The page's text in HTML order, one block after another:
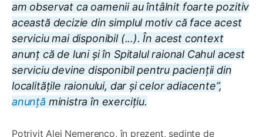
am observat ca oamenii au întâlnit foarte pozitiv
această decizie din simplul motiv că face acest
serviciu mai disponibil (...). În acest context
anunț că de luni și în Spitalul raional Cahul acest
serviciu devine disponibil pentru pacienții din
localitățile raionului, dar și celor adiacente”,
anunță ministra în exercițiu.
Potrivit Alei Nemerenco, în prezent, ședințe de